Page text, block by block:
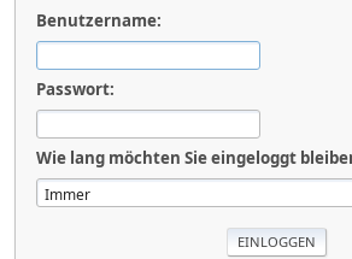
Benutzername:
Passwort:
Wie lang möchten Sie eingeloggt